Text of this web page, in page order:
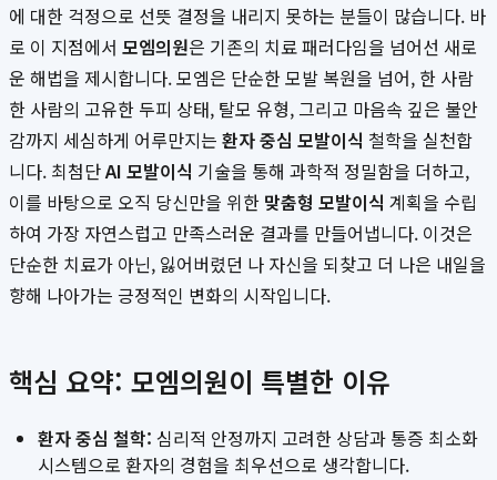
에 대한 걱정으로 선뜻 결정을 내리지 못하는 분들이 많습니다. 바
로 이 지점에서 모엠의원은 기존의 치료 패러다임을 넘어선 새로
운 해법을 제시합니다. 모엠은 단순한 모발 복원을 넘어, 한 사람
한 사람의 고유한 두피 상태, 탈모 유형, 그리고 마음속 깊은 불안
감까지 세심하게 어루만지는 환자 중심 모발이식 철학을 실천합
니다. 최첨단AI 모발이식 기술을 통해 과학적 정밀함을 더하고,
이를 바탕으로 오직 당신만을 위한 맞춤형 모발이식 계획을 수립
하여 가장 자연스럽고 만족스러운 결과를 만들어냅니다. 이것은
단순한 치료가 아닌, 잃어버렸던 나 자신을 되찾고 더 나은 내일을
향해 나아가는 긍정적인 변화의 시작입니다.
핵심 요약: 모엠의원이 특별한 이유
환자 중심 철학: 심리적 안정까지 고려한 상담과 통증 최소화
시스템으로 환자의 경험을 최우선으로 생각합니다.